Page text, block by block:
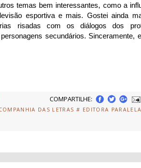
temas bem interessantes, como a
esportiva e mais. Gostei ainda
risadas com os diálogos dos
secundários. Sinceramente,
COMPARTILHE:
DAS LETRAS # EDITORA PARALELA